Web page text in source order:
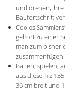
und drehen, ihre
Baufortschritt
Cooles
gehört zu einer
man zum bisher
zusammenfügen
Bauen, spielen,
aus diesem
36 cm breit und